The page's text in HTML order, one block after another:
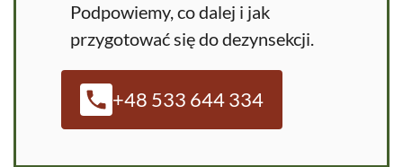
Podpowiemy, co dalej i jak
przygotować się do dezynsekcji.
+48 533 644 334